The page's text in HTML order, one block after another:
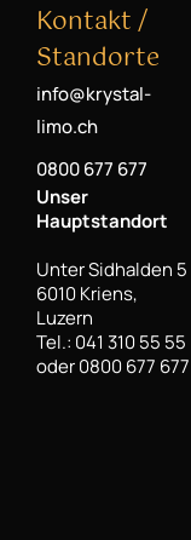
Kontakt /
Standorte
info@krystal-
limo.ch
0800 677 677
Unser
Hauptstandort
Unter Sidhalden 5
6010 Kriens,
Luzern
Tel.: 041 310 55 55
oder 0800 677 677